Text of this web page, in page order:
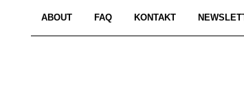
ABOUT FAQ KONTAKT